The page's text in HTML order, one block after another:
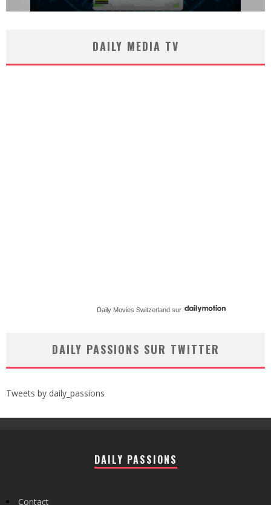
DAILY MEDIA TV
Daily Movies Switzerland sur
DAILY PASSIONS SUR TWITTER
Tweets by daily_passions
DAILY PASSIONS
Contact